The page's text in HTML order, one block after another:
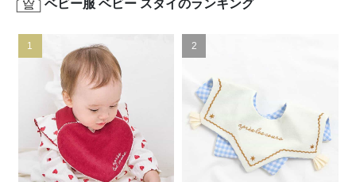
ベビー服 ベビー スタイのランキング
1 2